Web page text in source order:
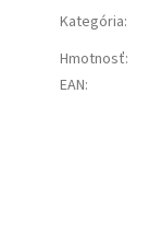
Kategória:
Hmotnosť:
EAN: